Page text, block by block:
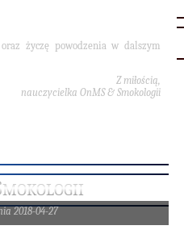
życzę powodzenia w dalszym
Z miłością,
nauczycielka OnMS & Smokologii
2018-04-27